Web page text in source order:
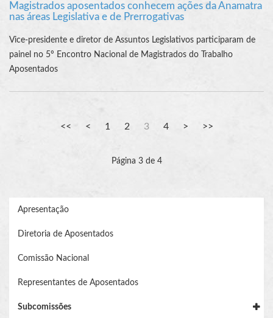
Magistrados aposentados conhecem ações da Anamatra
nas áreas Legislativa e de Prerrogativas
Vice-presidente e diretor de Assuntos Legislativos participaram de
painel no 5º Encontro Nacional de Magistrados do Trabalho
Aposentados
1 2 3 4
Página 3 de 4
Apresentação
Diretoria de Aposentados
Comissão Nacional
Representantes de Aposentados
Subcomissões